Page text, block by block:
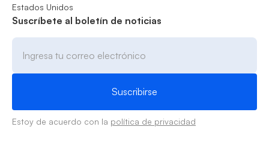
Estados Unidos
Suscríbete al boletín de noticias
Estoy de acuerdo con la política de privacidad